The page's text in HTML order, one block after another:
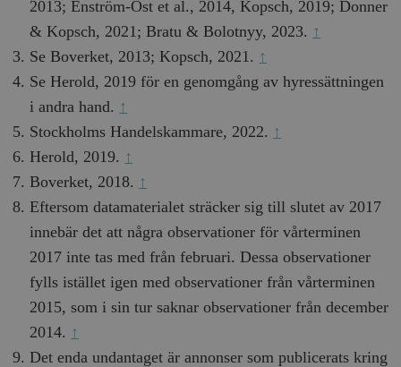
2013; Enström-Öst et al., 2014, Kopsch, 2019; Donner
& Kopsch, 2021; Bratu & Bolotnyy, 2023. ↑
Se Boverket, 2013; Kopsch, 2021. ↑
Se Herold, 2019 för en genomgång av hyressättningen
i andra hand. ↑
Stockholms Handelskammare, 2022. ↑
Herold, 2019. ↑
Boverket, 2018. ↑
Eftersom datamaterialet sträcker sig till slutet av 2017
innebär det att några observationer för vårterminen
2017 inte tas med från februari. Dessa observationer
fylls istället igen med observationer från vårterminen
2015, som i sin tur saknar observationer från december
2014. ↑
Det enda undantaget är annonser som publicerats kring